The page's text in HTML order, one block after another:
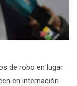
de robo en lugar
en internación